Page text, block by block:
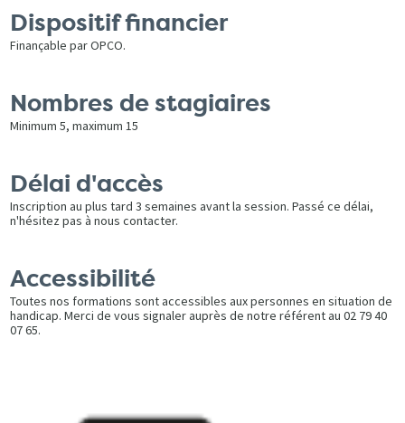
Dispositif financier
Finançable par OPCO.
Nombres de stagiaires
Minimum 5, maximum 15
Délai d'accès
Inscription au plus tard 3 semaines avant la session. Passé ce délai,
n'hésitez pas à nous contacter.
Accessibilité
Toutes nos formations sont accessibles aux personnes en situation de
handicap. Merci de vous signaler auprès de notre référent au 02 79 40
07 65.